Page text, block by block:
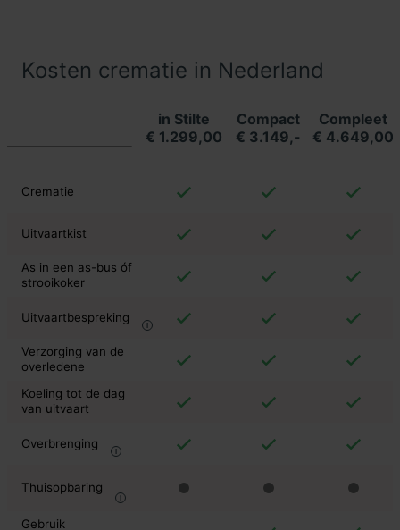
Kosten crematie in Nederland
in Stilte
€ 1.299,00
Compact
€ 3.149,-
Compleet
€ 4.649,00
Crematie
Uitvaartkist
As in een as-bus óf
strooikoker
Uitvaartbespreking
Verzorging van de
overledene
Koeling tot de dag
van uitvaart
Overbrenging
Thuisopbaring
Gebruik